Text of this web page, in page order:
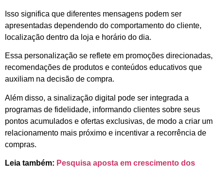
Isso significa que diferentes mensagens podem ser
apresentadas dependendo do comportamento do cliente,
localização dentro da loja e horário do dia.
Essa personalização se reflete em promoções direcionadas,
recomendações de produtos e conteúdos educativos que
auxiliam na decisão de compra.
Além disso, a sinalização digital pode ser integrada a
programas de fidelidade, informando clientes sobre seus
pontos acumulados e ofertas exclusivas, de modo a criar um
relacionamento mais próximo e incentivar a recorrência de
compras.
Leia também: Pesquisa aposta em crescimento dos